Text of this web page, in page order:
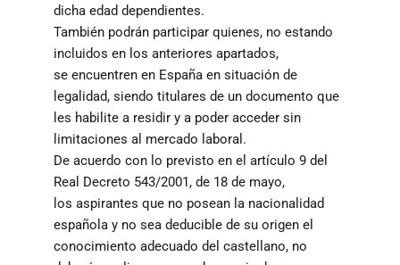
dicha edad dependientes.
También podrán participar quienes, no estando
incluidos en los anteriores apartados,
se encuentren en España en situación de
legalidad, siendo titulares de un documento que
les habilite a residir y a poder acceder sin
limitaciones al mercado laboral.
De acuerdo con lo previsto en el artículo 9 del
Real Decreto 543/2001, de 18 de mayo,
los aspirantes que no posean la nacionalidad
española y no sea deducible de su origen el
conocimiento adecuado del castellano, no